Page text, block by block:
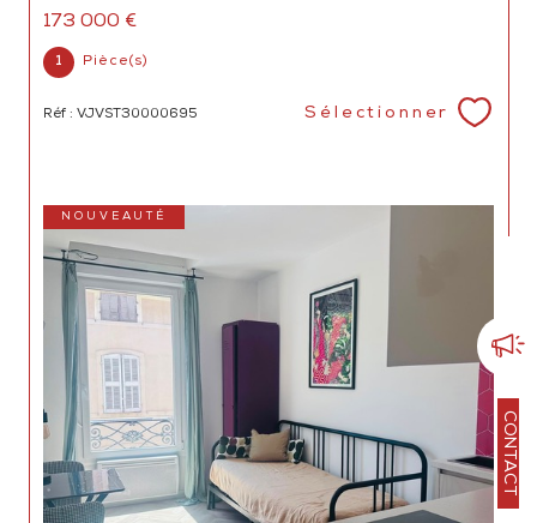
CONTACT
173 000 €
1 Pièce(s)
Réf : VJVST30000695 Sélectionner
NOUVEAUTÉ